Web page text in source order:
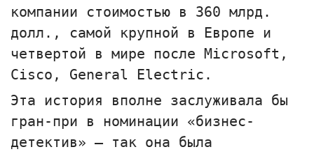
компании стоимостью в 360 млрд.
долл., самой крупной в Европе и
четвертой в мире после Microsoft,
Cisco, General Electric.
Эта история вполне заслуживала бы
гран-при в номинации «бизнес-
детектив» — так она была